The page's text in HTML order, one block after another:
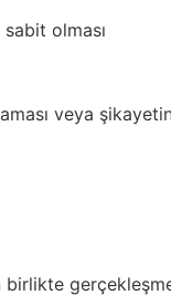
olması
veya şikayetin
birlikte